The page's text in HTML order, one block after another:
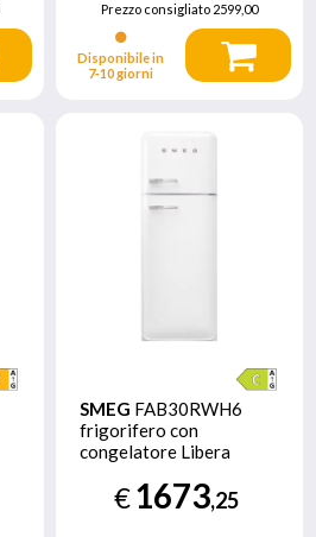
Prezzo consigliato 2599,00
Disponibile in
7‑10 giorni
SMEG FAB30RWH6
frigorifero con
congelatore Libera
Bianco
€1673,25